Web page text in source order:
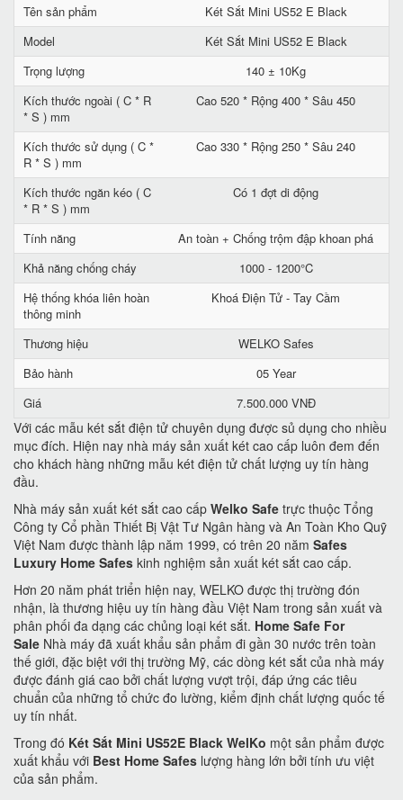
Tên sản phẩm
Két Sắt Mini US52 E Black
Model
Két Sắt Mini US52 E Black
Trọng lượng
140 ± 10Kg
Kích thước ngoài ( C * R
* S ) mm
Cao 520 * Rộng 400 * Sâu 450
Kích thước sử dụng ( C *
R * S ) mm
Cao 330 * Rộng 250 * Sâu 240
Kích thước ngăn kéo ( C
* R * S ) mm
Có 1 đợt di động
Tính năng
An toàn + Chống trộm đập khoan phá
Khả năng chống cháy
1000 - 1200°C
Hệ thống khóa liên hoàn
thông minh
Khoá Điện Tử - Tay Cầm
Thương hiệu
WELKO Safes
Bảo hành
05 Year
Giá
7.500.000 VNĐ
Với các mẫu két sắt điện tử chuyên dụng được sủ dụng cho nhiều
mục đích. Hiện nay nhà máy sản xuất két cao cấp luôn đem đến
cho khách hàng những mẫu két điện tử chất lượng uy tín hàng
đầu.
Nhà máy sản xuất két sắt cao cấp Welko Safe trực thuộc Tổng
Công ty Cổ phần Thiết Bị Vật Tư Ngân hàng và An Toàn Kho Quỹ
Việt Nam được thành lập năm 1999, có trên 20 năm Safes
Luxury Home Safes kinh nghiệm sản xuất két sắt cao cấp.
Hơn 20 năm phát triển hiện nay, WELKO được thị trường đón
nhận, là thương hiệu uy tín hàng đầu Việt Nam trong sản xuất và
phân phối đa dạng các chủng loại két sắt. Home Safe For
Sale Nhà máy đã xuất khẩu sản phẩm đi gần 30 nước trên toàn
thế giới, đặc biệt với thị trường Mỹ, các dòng két sắt của nhà máy
được đánh giá cao bởi chất lượng vượt trội, đáp ứng các tiêu
chuẩn của những tổ chức đo lường, kiểm định chất lượng quốc tế
uy tín nhất.
Trong đó Két Sắt Mini US52E Black WelKo một sản phẩm được
xuất khẩu với Best Home Safes lượng hàng lớn bởi tính ưu việt
của sản phẩm.